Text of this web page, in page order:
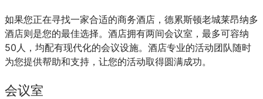
如果您正在寻找一家合适的商务酒店，德累斯顿老城莱昂纳多
酒店则是您的最佳选择。酒店拥有两间会议室，最多可容纳
50人，均配有现代化的会议设施。酒店专业的活动团队随时
为您提供帮助和支持，让您的活动取得圆满成功。
会议室